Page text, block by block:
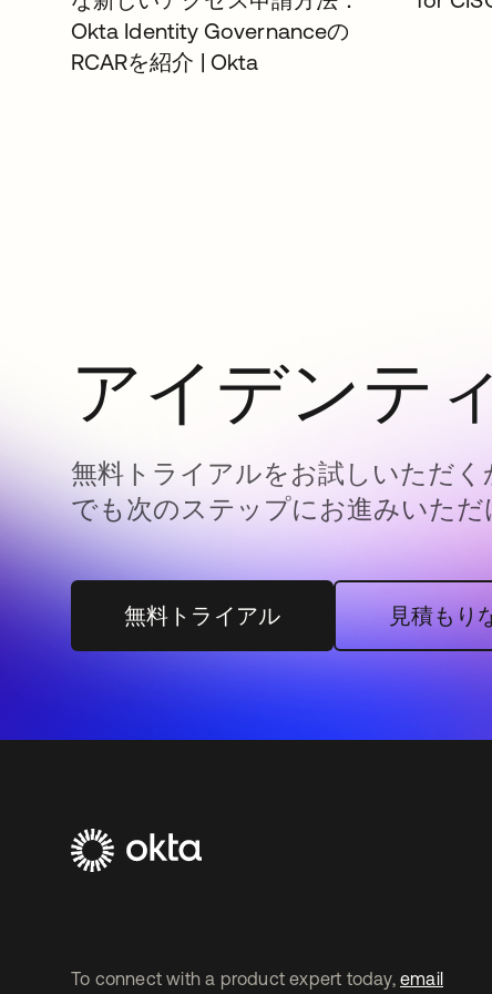
Okta Identity Governanceの
RCARを紹介 | Okta
アイデンテ
無料トライアルをお試しいただ
でも次のステップにお進みいただ
無料トライアル 見積もり
To connect with a product expert today, email